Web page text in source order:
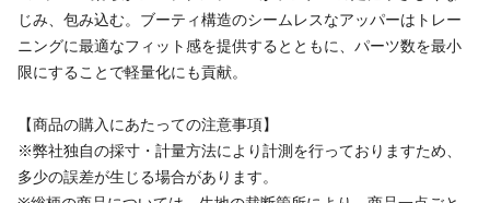
じみ、包み込む。ブーティ構造のシームレスなアッパーはトレー
ニングに最適なフィット感を提供するとともに、パーツ数を最小
限にすることで軽量化にも貢献。
【商品の購入にあたっての注意事項】
※弊社独自の採寸・計量方法により計測を行っておりますため、
多少の誤差が生じる場合があります。